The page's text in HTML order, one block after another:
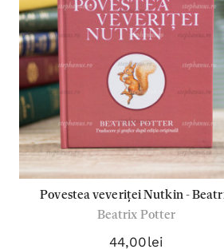
Povestea veveriței Nutkin -
Potter
Beatrix Potter
44,00lei